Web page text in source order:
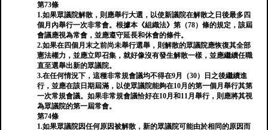
第73條
1.如果眾議院解散，則應舉行大選，以使新議院在解散之日後最多四
個月內舉行一次非常會。根據本《組織法》第（78）條的規定，該屆
會議應視為常會，並應遵守延長和休會的條件。
2.如果在四個月末之前尚未舉行選舉，則解散的眾議院應恢復其全部
憲法權力，並應立即召集，就好像沒有發生解散一樣，並應繼續任職
直至選舉出新的眾議院。
3.在任何情況下，這種非常規會議均不得在9月（30）日之後繼續進
行，並應在該日期屆滿，以使眾議院能夠在10月的第一個月舉行其第
一次常規會議。如果非常規會議恰好在10月和11月舉行，則應將其視
為眾議院的第一屆常會。
第74條
1.如果眾議院因任何原因被解散，新的眾議院可能由於相同的原因而